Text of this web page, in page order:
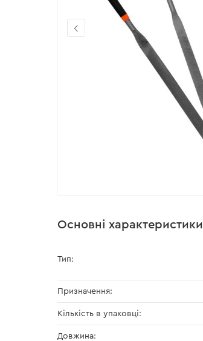
Основні характеристики
Тип:
Призначення:
Кількість в упаковці:
Довжина: